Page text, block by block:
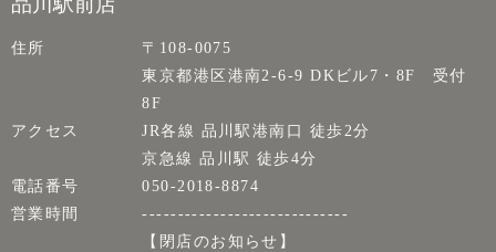
住所
〒108-0075
東京都港区港南2-6-9 DKビル7・8F 受付
8F
アクセス
JR各線 品川駅港南口 徒歩2分
京急線 品川駅 徒歩4分
電話番号
050-2018-8874
営業時間
-----------------------------
【閉店のお知らせ】